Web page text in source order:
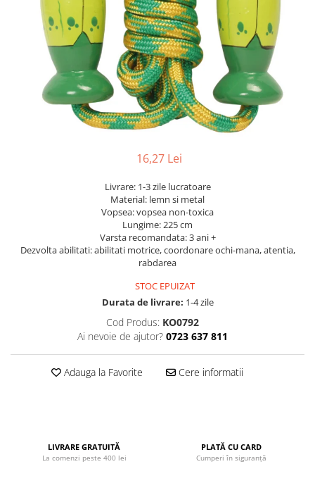
LEAGANE PENTRU COPII
BALANSOAR COPII
CASUTE SI CORTURI COPII
TROTINETE COPII
MAŞINUŢE DE ÎMPINS
BICICLETA FARA PEDALE
SPORT IN AER LIBER
BUCĂTĂRII ȘI ACCESORII
PĂPUȘI ȘI ACCESORII
CĂRUCIOARE COPII
CĂRUCIOARE 3 IN 1
CĂRUCIOARE 2 in 1
CĂRUCIOARE SPORT
MARSUPII SI HAMURI
TARCURI DE JOACA
Dino Bikes
Egmont Toys
Eichhorn
Eureka Kids
Ludicus Games
MemoRace
16,27 Lei
Livrare: 1-3 zile lucratoare
Material: lemn si metal
Vopsea: vopsea non-toxica
Lungime: 225 cm
Varsta recomandata: 3 ani +
Dezvolta abilitati: abilitati motrice, coordonare ochi-mana, atentia,
rabdarea
STOC EPUIZAT
Durata de livrare: 1-4 zile
Cod Produs: KO0792
Ai nevoie de ajutor? 0723 637 811
Adauga la Favorite Cere informatii
LIVRARE GRATUITĂ
La comenzi peste 400 lei
PLATĂ CU CARD
Cumperi în siguranță